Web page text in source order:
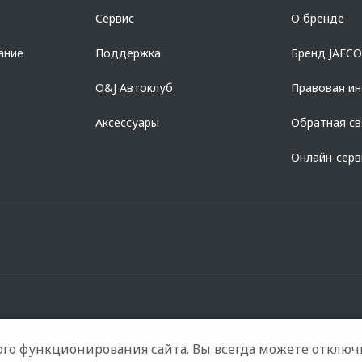
ОГРН 1027700067328 место нахождение 107078, г. Москва, ул.
Сервис
Поддержка
O&J Автоклуб
Аксессуары
О бренде
Бренд
Правовая
Обратная
Онлайн-
Правовая информация
функционирования сайта. Вы всегда можете